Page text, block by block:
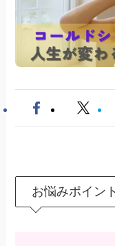
お悩みポイン